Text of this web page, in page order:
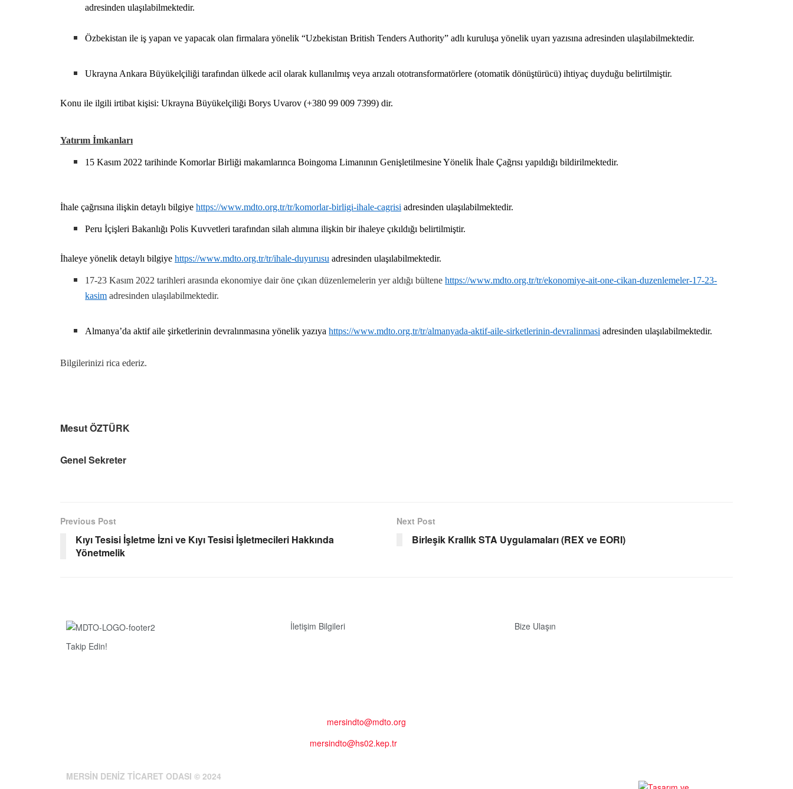
adresinden ulaşılabilmektedir.
Özbekistan ile iş yapan ve yapacak olan firmalara yönelik “Uzbekistan British Tenders Authority” adlı kuruluşa yönelik uyarı yazısına adresinden ulaşılabilmektedir.
Ukrayna Ankara Büyükelçiliği tarafından ülkede acil olarak kullanılmış veya arızalı ototransformatörlere (otomatik dönüştürücü) ihtiyaç duyduğu belirtilmiştir.
Konu ile ilgili irtibat kişisi: Ukrayna Büyükelçiliği Borys Uvarov (+380 99 009 7399) dir.
Yatırım İmkanları
15 Kasım 2022 tarihinde Komorlar Birliği makamlarınca Boingoma Limanının Genişletilmesine Yönelik İhale Çağrısı yapıldığı bildirilmektedir.
İhale çağrısına ilişkin detaylı bilgiye https://www.mdto.org.tr/tr/komorlar-birligi-ihale-cagrisi adresinden ulaşılabilmektedir.
Peru İçişleri Bakanlığı Polis Kuvvetleri tarafından silah alımına ilişkin bir ihaleye çıkıldığı belirtilmiştir.
İhaleye yönelik detaylı bilgiye https://www.mdto.org.tr/tr/ihale-duyurusu adresinden ulaşılabilmektedir.
17-23 Kasım 2022 tarihleri arasında ekonomiye dair öne çıkan düzenlemelerin yer aldığı bültenehttps://www.mdto.org.tr/tr/ekonomiye-ait-one-cikan-duzenlemeler-17-23-
kasim adresinden ulaşılabilmektedir.
Almanya’da aktif aile şirketlerinin devralınmasına yönelik yazıyahttps://www.mdto.org.tr/tr/almanyada-aktif-aile-sirketlerinin-devralinmasi adresinden ulaşılabilmektedir.
Bilgilerinizi rica ederiz.
Mesut ÖZTÜRK
Genel Sekreter
Previous Post
Kıyı Tesisi İşletme İzni ve Kıyı Tesisi İşletmecileri Hakkında
Yönetmelik
Next Post
Birleşik Krallık STA Uygulamaları (REX ve EORI)
Takip Edin!
İletişim Bilgileri
mersindto@mdto.org
mersindto@hs02.kep.tr
Bize Ulaşın
MERSİN DENİZ TİCARET ODASI © 2024